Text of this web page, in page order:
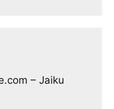
– Jaiku